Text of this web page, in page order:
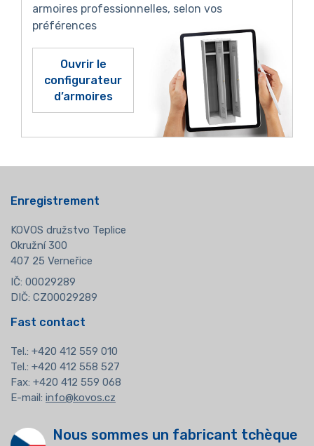
armoires professionnelles, selon vos
préférences
Ouvrir le
configurateur
d’armoires
Enregistrement
KOVOS družstvo Teplice
Okružní 300
407 25 Verneřice
IČ: 00029289
DIČ: CZ00029289
Fast contact
Tel.: +420 412 559 010
Tel.: +420 412 558 527
Fax: +420 412 559 068
E-mail: info@kovos.cz
Nous sommes un fabricant tchèque